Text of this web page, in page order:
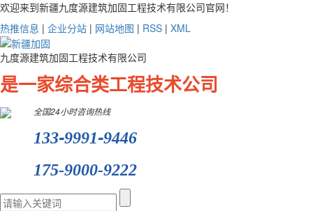
欢迎来到新疆九度源建筑加固工程技术有限公司官网！
热推信息 | 企业分站 | 网站地图 | RSS | XML
九度源建筑加固工程技术有限公司
是一家综合类工程技术公司
全国24小时咨询热线
133-9991-9446
175-9000-9222